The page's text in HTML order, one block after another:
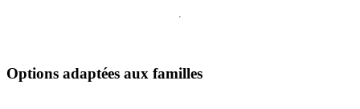
Options adaptées aux familles